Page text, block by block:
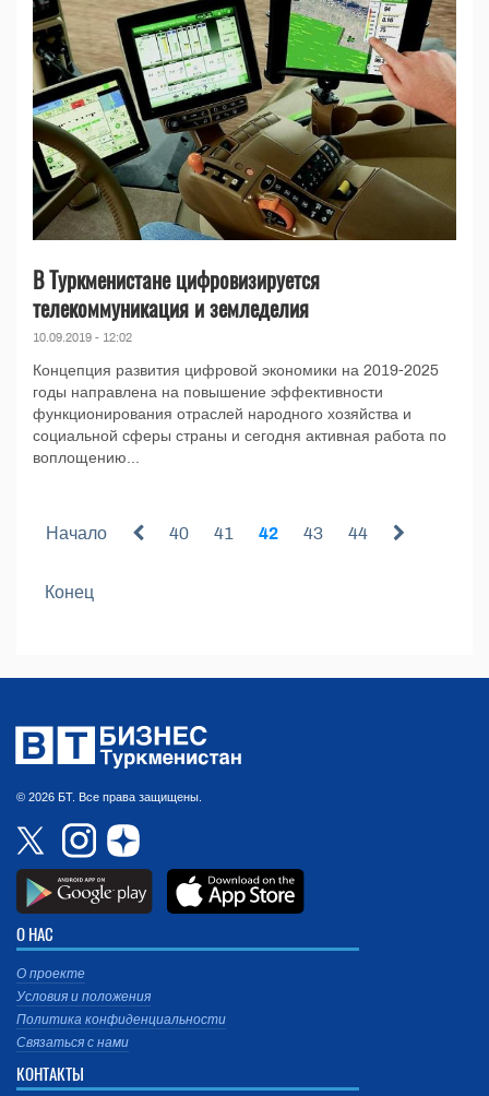
В Туркменистане цифровизируется
телекоммуникация и земледелия
10.09.2019 - 12:02
Концепция развития цифровой экономики на 2019-2025
годы направлена на повышение эффективности
функционирования отраслей народного хозяйства и
социальной сферы страны и сегодня активная работа по
воплощению...
Начало 40 41 42 43 44
Конец
© 2026 БТ. Все права защищены.
О НАС
О проекте
Условия и положения
Политика конфиденциальности
Связаться с нами
КОНТАКТЫ